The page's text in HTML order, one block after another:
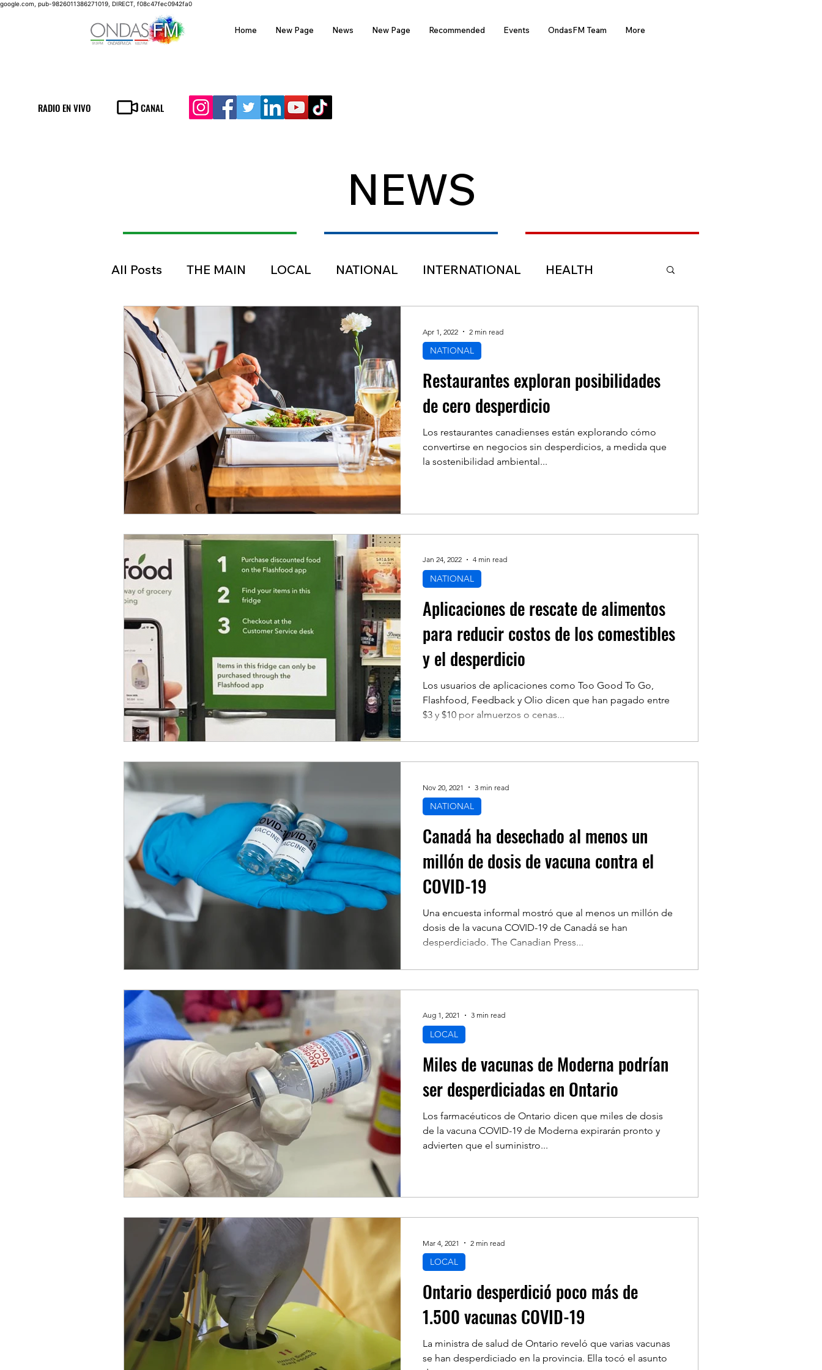
google.com, pub-9826011386271019, DIRECT, f08c47fec0942fa0
Home New Page News New Page Recommended Events OndasFM Team More
RADIO EN VIVO CANAL
NEWS
All Posts THE MAIN LOCAL NATIONAL INTERNATIONAL HEALTH
SHOWS LIFESTYLE FINANCE
LATIN AMERICA INMIGRATION WEATHER
RECOMMENDED OF THE WEEK LINKS OF INTEREST TURISM
Restaurantes exploran posibilidades
de cero desperdicio
Los restaurantes canadienses están explorando cómo
convertirse en negocios sin desperdicios, a medida que
la sostenibilidad ambiental...
NATIONAL
Apr 1, 2022 2 min read
Aplicaciones de rescate de alimentos
para reducir costos de los comestibles
y el desperdicio
Los usuarios de aplicaciones como Too Good To Go,
Flashfood, Feedback y Olio dicen que han pagado entre
$3 y $10 por almuerzos o cenas...
NATIONAL
Jan 24, 2022 4 min read
Canadá ha desechado al menos un
millón de dosis de vacuna contra el
COVID-19
Una encuesta informal mostró que al menos un millón de
dosis de la vacuna COVID-19 de Canadá se han
desperdiciado. The Canadian Press...
NATIONAL
Nov 20, 2021 3 min read
Miles de vacunas de Moderna podrían
ser desperdiciadas en Ontario
Los farmacéuticos de Ontario dicen que miles de dosis
de la vacuna COVID-19 de Moderna expirarán pronto y
advierten que el suministro...
LOCAL
Aug 1, 2021 3 min read
Ontario desperdició poco más de
1.500 vacunas COVID-19
La ministra de salud de Ontario reveló que varias vacunas
se han desperdiciado en la provincia. Ella tocó el asunto
LOCAL
Mar 4, 2021 2 min read